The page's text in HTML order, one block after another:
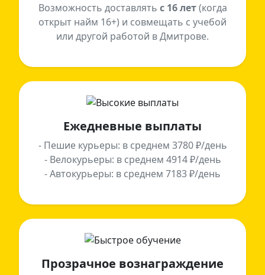
Возможность доставлять с 16 лет(когда
открыт найм 16+) и совмещать с учебой
или другой работой в Дмитрове.
Ежедневные выплаты
- Пешие курьеры: в среднем 3780 ₽/день
- Велокурьеры: в среднем 4914 ₽/день
- Автокурьеры: в среднем 7183 ₽/день
Прозрачное вознаграждение